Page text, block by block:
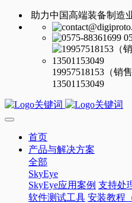
助力中国高端装备制造
19957518153（销
13501153049
首页
产品与解决方案
全部
SkyEye
SkyEye应用案例 支持处
软件测试工具 安装教程